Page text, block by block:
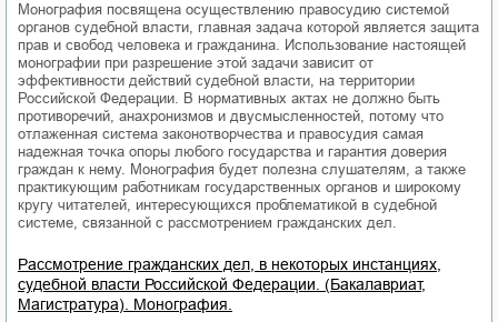
Монография посвящена осуществлению правосудию системой
органов судебной власти, главная задача которой является защита
прав и свобод человека и гражданина. Использование настоящей
монографии при разрешение этой задачи зависит от
эффективности действий судебной власти, на территории
Российской Федерации. В нормативных актах не должно быть
противоречий, анахронизмов и двусмысленностей, потому что
отлаженная система законотворчества и правосудия самая
надежная точка опоры любого государства и гарантия доверия
граждан к нему. Монография будет полезна слушателям, а также
практикующим работникам государственных органов и широкому
кругу читателей, интересующихся проблематикой в судебной
системе, связанной с рассмотрением гражданских дел.
Рассмотрение гражданских дел, в некоторых инстанциях,
судебной власти Российской Федерации. (Бакалавриат,
Магистратура). Монография.